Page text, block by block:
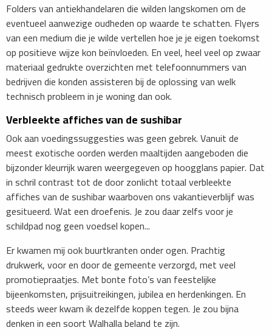
Folders van antiekhandelaren die wilden langskomen om de
eventueel aanwezige oudheden op waarde te schatten. Flyers
van een medium die je wilde vertellen hoe je je eigen toekomst
op positieve wijze kon beïnvloeden. En veel, heel veel op zwaar
materiaal gedrukte overzichten met telefoonnummers van
bedrijven die konden assisteren bij de oplossing van welk
technisch probleem in je woning dan ook.
Verbleekte affiches van de sushibar
Ook aan voedingssuggesties was geen gebrek. Vanuit de
meest exotische oorden werden maaltijden aangeboden die
bijzonder kleurrijk waren weergegeven op hoogglans papier. Dat
in schril contrast tot de door zonlicht totaal verbleekte
affiches van de sushibar waarboven ons vakantieverblijf was
gesitueerd. Wat een droefenis. Je zou daar zelfs voor je
schildpad nog geen voedsel kopen...
Er kwamen mij ook buurtkranten onder ogen. Prachtig
drukwerk, voor en door de gemeente verzorgd, met veel
promotiepraatjes. Met bonte foto’s van feestelijke
bijeenkomsten, prijsuitreikingen, jubilea en herdenkingen. En
steeds weer kwam ik dezelfde koppen tegen. Je zou bijna
denken in een soort Walhalla beland te zijn.